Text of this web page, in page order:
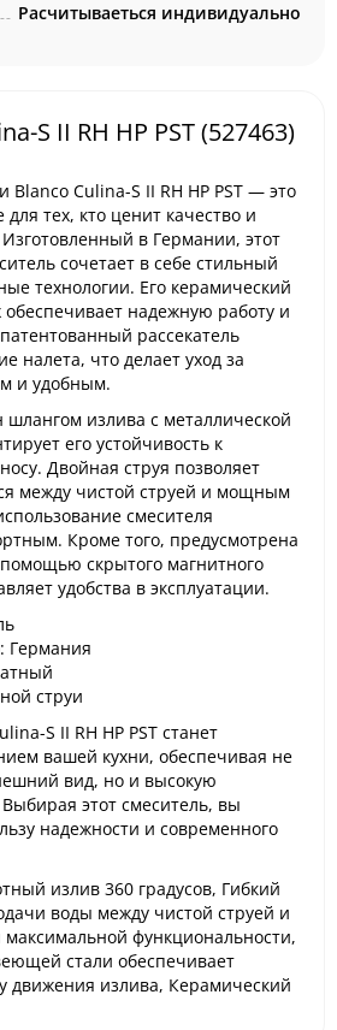
Расчитываеться индивидуально
S II RH HP PST (527463)
Blanco Culina-S II RH HP PST — это
тех, кто ценит качество и
в Германии, этот
сочетает в себе стильный
технологии. Его керамический
надежную работу и
рассекатель
налета, что делает уход за
и удобным.
излива с металлической
его устойчивость к
Двойная струя позволяет
между чистой струей и мощным
смесителя
Кроме того, предусмотрена
скрытого магнитного
удобства в эксплуатации.
Германия
струи
S II RH HP PST станет
вашей кухни, обеспечивая не
вид, но и высокую
этот смеситель, вы
надежности и современного
излив 360 градусов, Гибкий
воды между чистой струей и
функциональности,
стали обеспечивает
движения излива, Керамический